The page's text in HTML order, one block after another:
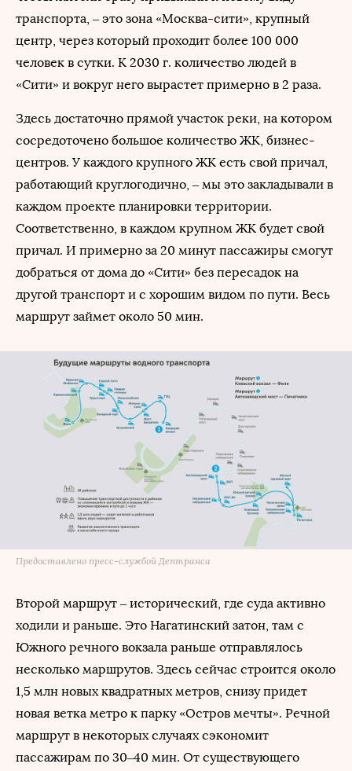
транспорта, – это зона «Москва-сити», крупный
центр, через который проходит более 100 000
человек в сутки. К 2030 г. количество людей в
«Сити» и вокруг него вырастет примерно в 2 раза.
Здесь достаточно прямой участок реки, на котором
сосредоточено большое количество ЖК, бизнес-
центров. У каждого крупного ЖК есть свой причал,
работающий круглогодично, – мы это закладывали в
каждом проекте планировки территории.
Соответственно, в каждом крупном ЖК будет свой
причал. И примерно за 20 минут пассажиры смогут
добраться от дома до «Сити» без пересадок на
другой транспорт и с хорошим видом по пути. Весь
маршрут займет около 50 мин.
Предоставлено пресс-службой Дептранса
Второй маршрут – исторический, где суда активно
ходили и раньше. Это Нагатинский затон, там с
Южного речного вокзала раньше отправлялось
несколько маршрутов. Здесь сейчас строится около
1,5 млн новых квадратных метров, снизу придет
новая ветка метро к парку «Остров мечты». Речной
маршрут в некоторых случаях сэкономит
пассажирам по 30–40 мин. От существующего